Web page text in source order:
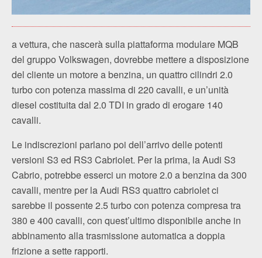
a vettura, che nascerà sulla piattaforma modulare MQB
del gruppo Volkswagen, dovrebbe mettere a disposizione
del cliente un motore a benzina, un quattro cilindri 2.0
turbo con potenza massima di 220 cavalli, e un’unità
diesel costituita dal 2.0 TDI in grado di erogare 140
cavalli.
Le indiscrezioni parlano poi dell’arrivo delle potenti
versioni S3 ed RS3 Cabriolet. Per la prima, la Audi S3
Cabrio, potrebbe esserci un motore 2.0 a benzina da 300
cavalli, mentre per la Audi RS3 quattro cabriolet ci
sarebbe il possente 2.5 turbo con potenza compresa tra
380 e 400 cavalli, con quest’ultimo disponibile anche in
abbinamento alla trasmissione automatica a doppia
frizione a sette rapporti.